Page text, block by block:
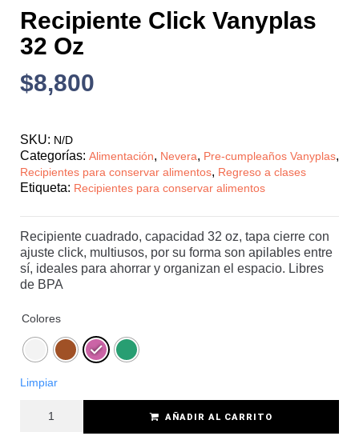
Recipiente Click Vanyplas
32 Oz
$8,800
SKU: N/D
Categorías: Alimentación, Nevera, Pre-cumpleaños Vanyplas,
Recipientes para conservar alimentos, Regreso a clases
Etiqueta: Recipientes para conservar alimentos
Recipiente cuadrado, capacidad 32 oz, tapa cierre con
ajuste click, multiusos, por su forma son apilables entre
sí, ideales para ahorrar y organizan el espacio. Libres
de BPA
Colores
Limpiar
AÑADIR AL CARRITO